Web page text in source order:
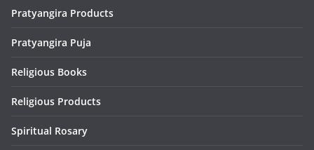
Pratyangira Products
Pratyangira Puja
Religious Books
Religious Products
Spiritual Rosary